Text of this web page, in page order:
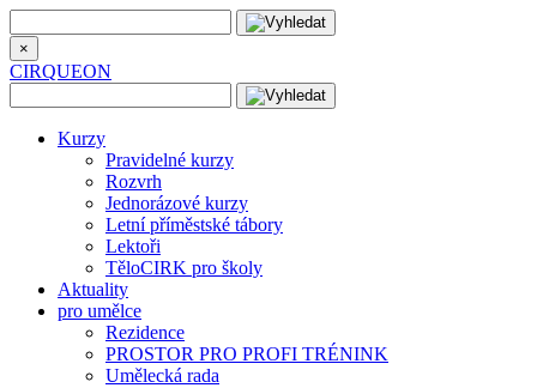
×
CIRQUEON
Kurzy
Pravidelné kurzy
Rozvrh
Jednorázové kurzy
Letní příměstské tábory
Lektoři
TěloCIRK pro školy
Aktuality
pro umělce
Rezidence
PROSTOR PRO PROFI TRÉNINK
Umělecká rada